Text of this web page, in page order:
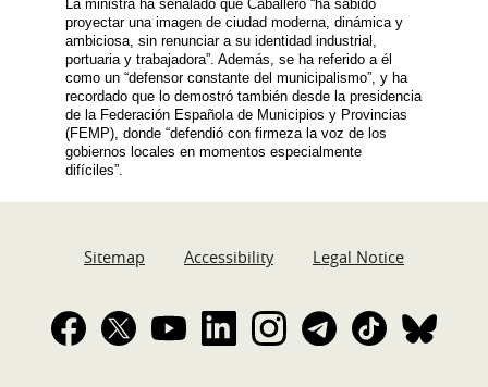
La ministra ha señalado que Caballero “ha sabido
proyectar una imagen de ciudad moderna, dinámica y
ambiciosa, sin renunciar a su identidad industrial,
portuaria y trabajadora”. Además, se ha referido a él
como un “defensor constante del municipalismo”, y ha
recordado que lo demostró también desde la presidencia
de la Federación Española de Municipios y Provincias
(FEMP), donde “defendió con firmeza la voz de los
gobiernos locales en momentos especialmente
difíciles”.
Sitemap Accessibility Legal Notice